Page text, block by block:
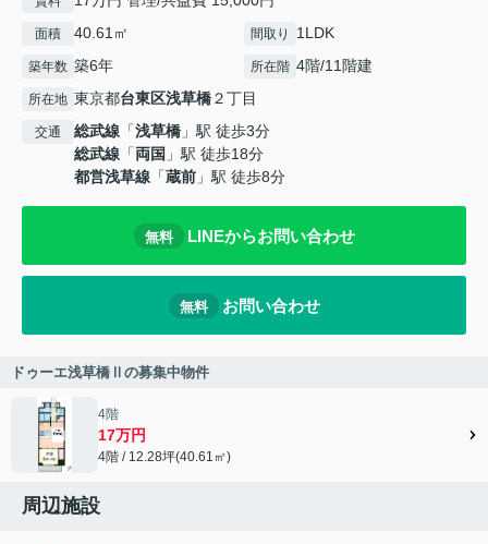
面積 40.61㎡ 間取り 1LDK
築年数 築6年 所在階 4階/11階建
所在地 東京都台東区浅草橋２丁目
交通 総武線 「浅草橋 」駅 徒歩3分
総武線 「両国 」駅 徒歩18分
都営浅草線 「蔵前 」駅 徒歩8分
無料 LINEからお問い合わせ
無料 お問い合わせ
ドゥーエ浅草橋Ⅱの募集中物件
4階
17万円
4階 / 12.28坪(40.61㎡)
周辺施設